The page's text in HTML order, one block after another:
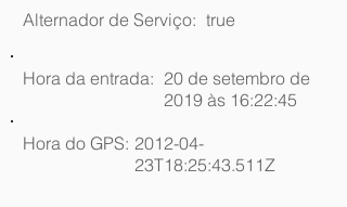
Alternador de Serviço: true
Hora da entrada: 20 de setembro de
2019 às 16:22:45
Hora do GPS: 2012-04-
23T18:25:43.511Z